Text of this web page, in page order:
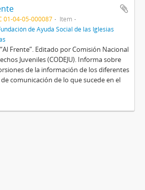
01-04-05-000087
Item
de Ayuda Social de las Iglesias
Frente”. Editado por Comisión Nacional
Juveniles (CODEJU). Informa sobre
de la información de los diferentes
comunicación de lo que sucede en el